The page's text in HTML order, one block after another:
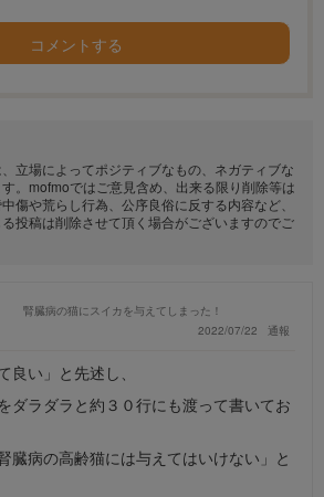
コメントする
立場によってポジティブなもの、ネガティブな
。mofmoではご意見含め、出来る限り削除等は
傷や荒らし行為、公序良俗に反する内容など、
投稿は削除させて頂く場合がございますのでご
腎臓病の猫にスイカを与えてしまった！
2022/07/22
通報
良い」と先述し、
ダラダラと約３０行にも渡って書いてお
臓病の高齢猫には与えてはいけない」と